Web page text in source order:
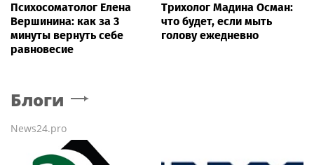
Психосоматолог Елена
Вершинина: как за 3
минуты вернуть себе
равновесие
Трихолог Мадина Осман:
что будет, если мыть
голову ежедневно
Блоги
News24.pro